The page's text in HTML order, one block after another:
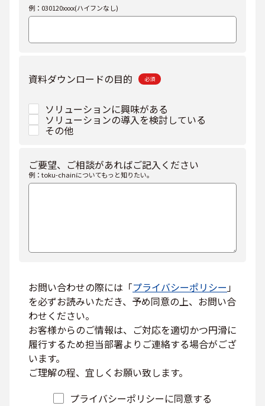
例：030120xxxx(ハイフンなし)
資料ダウンロードの目的 必須
資料ダウンロードの目的
ソリューションに興味がある
ソリューションの導入を検討している
その他
ご要望、ご相談があればご記入ください
例：toku-chainについてもっと知りたい。
お問い合わせの際には「プライバシーポリシー」
を必ずお読みいただき、予め同意の上、お問い合
わせください。
お客様からのご情報は、ご対応を適切かつ円滑に
履行するため担当部署よりご連絡する場合がござ
います。
ご理解の程、宜しくお願い致します。
プライバシーポリシーに同意する